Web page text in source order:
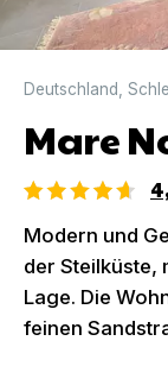
Deutschland
Mare
Modern und
der Steilküste,
Lage. Die
feinen